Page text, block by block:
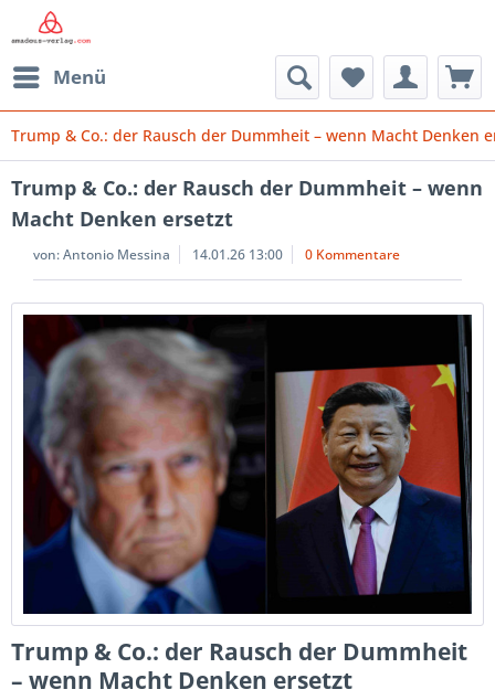
Menü
Trump & Co.: der Rausch der Dummheit – wenn Macht Denken
Trump & Co.: der Rausch der Dummheit – wenn
Macht Denken ersetzt
von:Antonio Messina 14.01.26 13:00 0 Kommentare
Trump & Co.: der Rausch der Dummheit
– wenn Macht Denken ersetzt